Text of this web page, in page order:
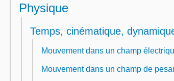
Physique
Temps, cinématique,
Mouvement dans un champ
Mouvement dans un champ de